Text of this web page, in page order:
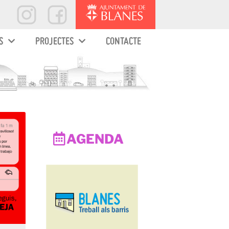
PROJECTES CONTACTE
AGENDA